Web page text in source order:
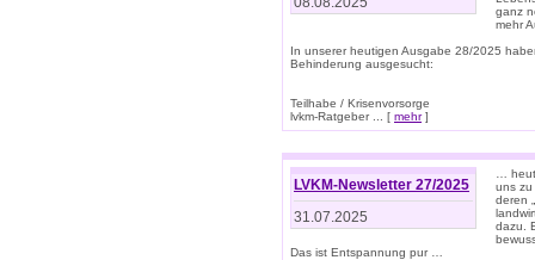
ganz
mehr
In unserer heutigen Ausgabe 28/2025
Behinderung ausgesucht:
Teilhabe / Krisenvorsorge
lvkm-Ratgeber ... [ mehr]
LVKM-Newsletter 27/2025
31.07.2025
…
uns zu
deren
dazu.
Das ist Entspannung pur …